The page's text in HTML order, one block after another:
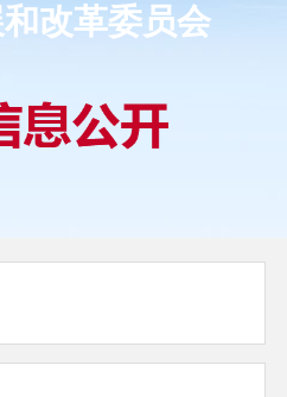
改革委员会